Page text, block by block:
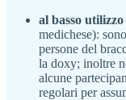
al basso
medichese):
persone del
la doxy; inoltre
alcune
regolari per